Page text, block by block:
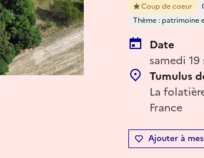
Coup de coeur
Thème : patrimoine
Date
samedi
Tumulus
La
France
Ajouter à